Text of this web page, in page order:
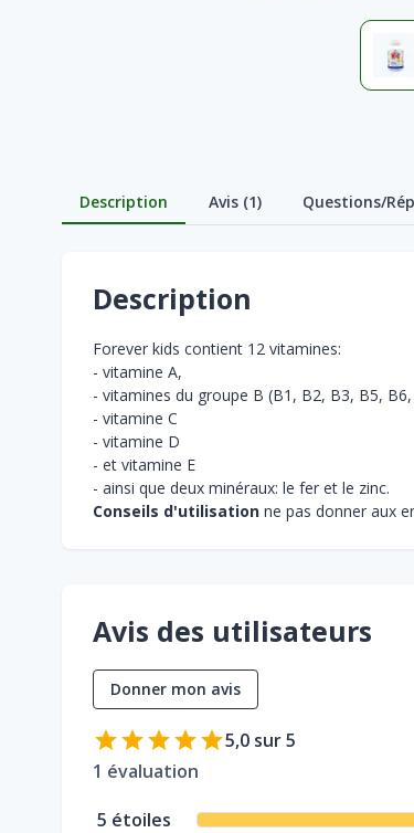
Description Avis (1) Questions/
Description
Forever kids contient 12 vitamines:
- vitamine A,
- vitamines du groupe B (B1, B2, B3, B5,
- vitamine C
- vitamine D
- et vitamine E
- ainsi que deux minéraux: le fer et le zinc.
Conseils d'utilisation ne pas donner aux
Avis des utilisateurs
Donner mon avis
5,0 sur 5
1 évaluation
5 étoiles